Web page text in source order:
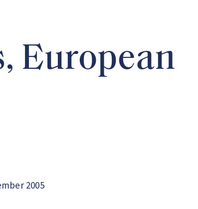
European
2005